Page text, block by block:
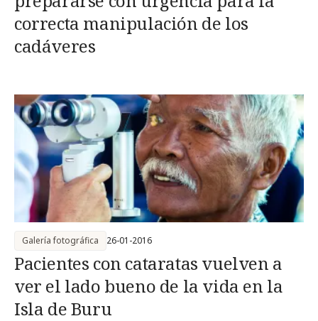
correcta manipulación de los
cadáveres
Pacientes con cataratas vuelven a
ver el lado bueno de la vida en la
Isla de Buru
Galería fotográfica 26-01-2016